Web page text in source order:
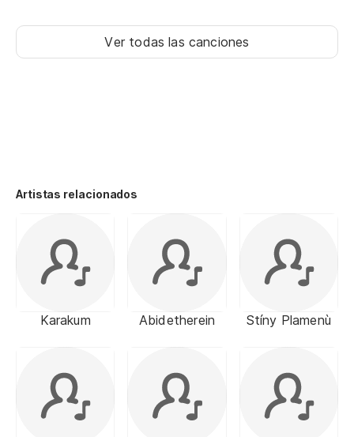
Ver todas las canciones
Artistas relacionados
Karakum Abidetherein Stíny Plamenù